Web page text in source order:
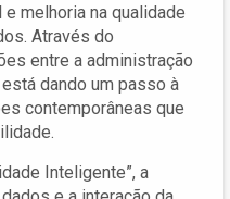
melhoria na qualidade
Através do
entre a administração
dando um passo à
contemporâneas que
Inteligente”, a